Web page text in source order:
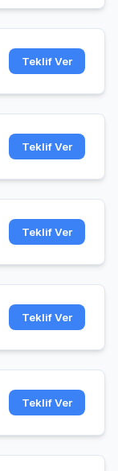
Teklif Ver
Teklif Ver
Teklif Ver
Teklif Ver
Teklif Ver